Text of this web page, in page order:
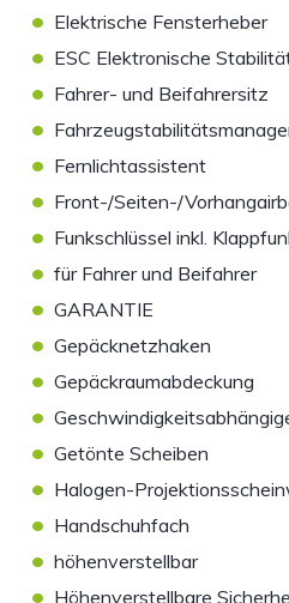
• Elektrische Fensterheber
• ESC Elektronische
• Fahrer- und Beifahrersitz
•
• Fernlichtassistent
• Front-/Seiten-/
• Funkschlüssel inkl.
• für Fahrer und Beifahrer
• GARANTIE
• Gepäcknetzhaken
• Gepäckraumabdeckung
•
• Getönte Scheiben
• Halogen-
• Handschuhfach
• höhenverstellbar
• Höhenverstellbare